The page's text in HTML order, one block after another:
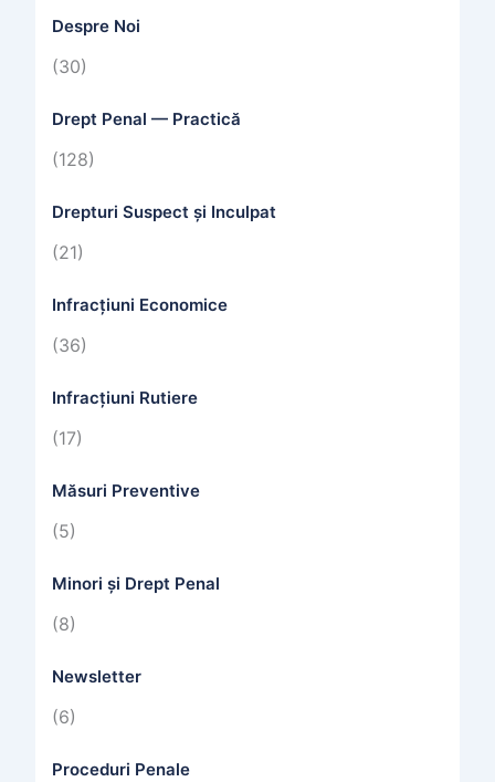
Despre Noi
(30)
Drept Penal — Practică
(128)
Drepturi Suspect și Inculpat
(21)
Infracțiuni Economice
(36)
Infracțiuni Rutiere
(17)
Măsuri Preventive
(5)
Minori și Drept Penal
(8)
Newsletter
(6)
Proceduri Penale